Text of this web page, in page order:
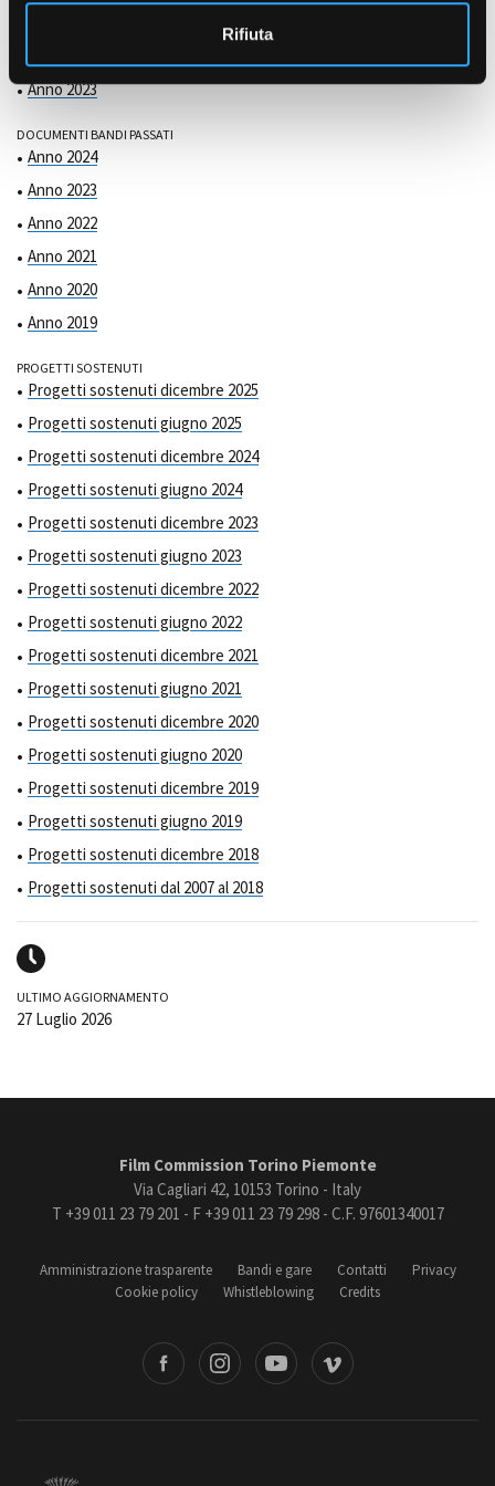
Rifiuta
Anno 2023
DOCUMENTI BANDI PASSATI
Anno 2024
Anno 2023
Anno 2022
Anno 2021
Anno 2020
Anno 2019
PROGETTI SOSTENUTI
Progetti sostenuti dicembre 2025
Progetti sostenuti giugno 2025
Progetti sostenuti dicembre 2024
Progetti sostenuti giugno 2024
Progetti sostenuti dicembre 2023
Progetti sostenuti giugno 2023
Progetti sostenuti dicembre 2022
Progetti sostenuti giugno 2022
Progetti sostenuti dicembre 2021
Progetti sostenuti giugno 2021
Progetti sostenuti dicembre 2020
Progetti sostenuti giugno 2020
Progetti sostenuti dicembre 2019
Progetti sostenuti giugno 2019
Progetti sostenuti dicembre 2018
Progetti sostenuti dal 2007 al 2018
ULTIMO AGGIORNAMENTO
27 Luglio 2026
Film Commission Torino Piemonte
Via Cagliari 42, 10153 Torino - Italy
T +39 011 23 79 201 - F +39 011 23 79 298 - C.F. 97601340017
Amministrazione trasparente Bandi e gare Contatti
Privacy
Cookie policy
Whistleblowing Credits
Vimeo